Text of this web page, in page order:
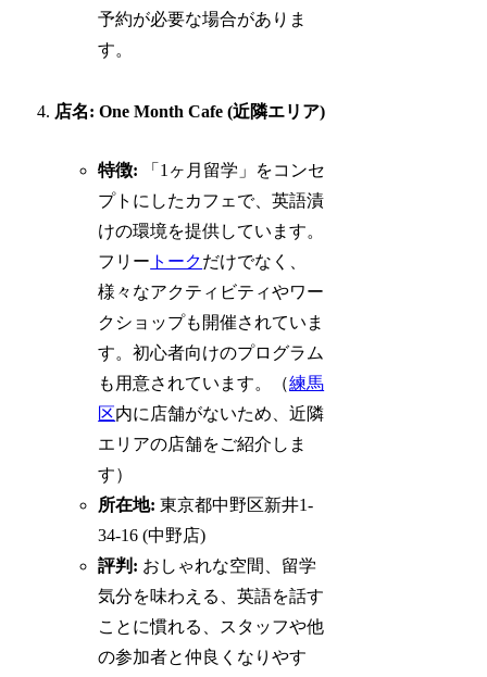
予約が必要な場合がありま
す。
店名: One Month Cafe (近隣エリア)
特徴: 「1ヶ月留学」をコンセ
プトにしたカフェで、英語漬
けの環境を提供しています。
フリー トークだけでなく、
様々なアクティビティやワー
クショップも開催されていま
す。初心者向けのプログラム
も用意されています。（練馬
区内に店舗がないため、近隣
エリアの店舗をご紹介しま
す）
所在地: 東京都中野区新井1-
34-16 (中野店)
評判: おしゃれな空間、留学
気分を味わえる、英語を話す
ことに慣れる、スタッフや他
の参加者と仲良くなりやす